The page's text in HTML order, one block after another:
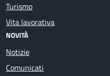
Turismo
Vita lavorativa
NOVITÀ
Notizie
Comunicati